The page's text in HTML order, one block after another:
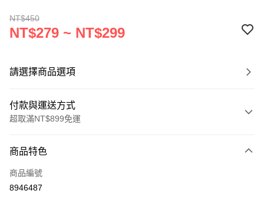
NT$450
NT$279 ~ NT$299
請選擇商品選項
付款與運送方式
超取滿NT$899免運
信用卡一次付款
信用卡分期付款
商品特色
商品編號
8946487